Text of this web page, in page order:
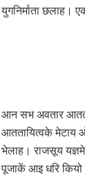
युगनिर्माता छलाह।
आन सभ अवतार
आततायित्वके मेटाय
भेलाह। राजसूय
पूजाकें आइ धरि